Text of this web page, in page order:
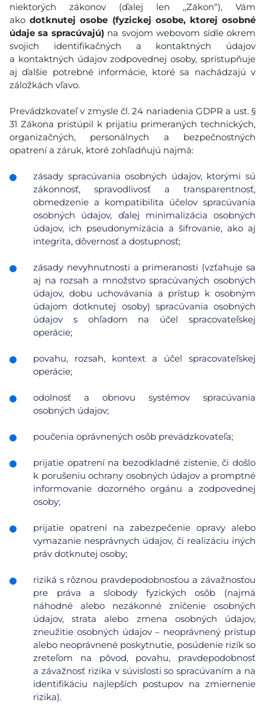
niektorých zákonov (ďalej len ,,Zákon“), Vám
akodotknutej osobe (fyzickej osobe, ktorej osobné
údaje sa spracúvajú)na svojom webovom sídle okrem
svojich identifikačných a kontaktných údajov
a kontaktných údajov zodpovednej osoby, sprístupňuje
aj ďalšie potrebné informácie, ktoré sa nachádzajú v
záložkách vľavo.
Prevádzkovateľ v zmysle čl. 24 nariadenia GDPR a ust. §
31 Zákona pristúpil k prijatiu primeraných technických,
organizačných, personálnych a bezpečnostných
opatrení a záruk, ktoré zohľadňujú najmä:
zásady spracúvania osobných údajov, ktorými sú
zákonnosť, spravodlivosť a transparentnosť,
obmedzenie a kompatibilita účelov spracúvania
osobných údajov, ďalej minimalizácia osobných
údajov, ich pseudonymizácia a šifrovanie, ako aj
integrita, dôvernosť a dostupnosť;
zásady nevyhnutnosti a primeranosti (vzťahuje sa
aj na rozsah a množstvo spracúvaných osobných
údajov, dobu uchovávania a prístup k osobným
údajom dotknutej osoby) spracúvania osobných
údajov s ohľadom na účel spracovateľskej
operácie;
povahu, rozsah, kontext a účel spracovateľskej
operácie;
odolnosť a obnovu systémov spracúvania
osobných údajov;
poučenia oprávnených osôb prevádzkovateľa;
prijatie opatrení na bezodkladné zistenie, či došlo
k porušeniu ochrany osobných údajov a promptné
informovanie dozorného orgánu a zodpovednej
osoby;
prijatie opatrení na zabezpečenie opravy alebo
vymazanie nesprávnych údajov, či realizáciu iných
práv dotknutej osoby;
riziká s rôznou pravdepodobnosťou a závažnosťou
pre práva a slobody fyzických osôb (najmä
náhodné alebo nezákonné zničenie osobných
údajov, strata alebo zmena osobných údajov,
zneužitie osobných údajov – neoprávnený prístup
alebo neoprávnené poskytnutie, posúdenie rizík so
zreteľom na pôvod, povahu, pravdepodobnosť
a závažnosť rizika v súvislosti so spracúvaním a na
identifikáciu najlepších postupov na zmiernenie
rizika).